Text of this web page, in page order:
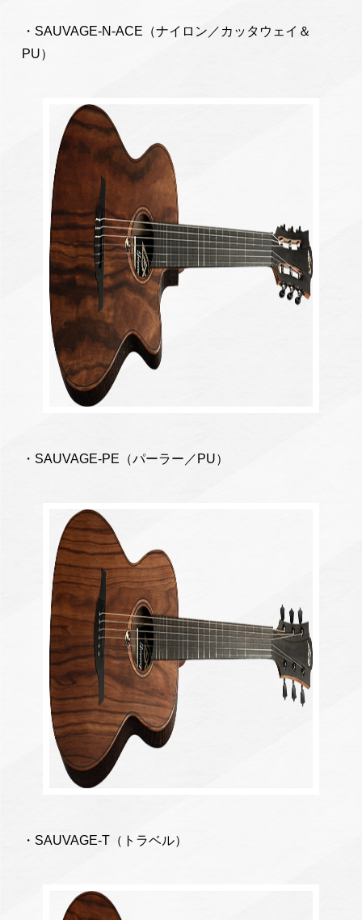
・SAUVAGE-N-ACE（ナイロン／カッタウェイ＆
PU）
・SAUVAGE-PE（パーラー／PU）
・SAUVAGE-T（トラベル）